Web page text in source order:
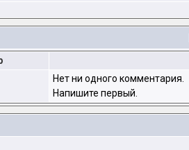
Нет ни одного комментария.
Напишите первый.